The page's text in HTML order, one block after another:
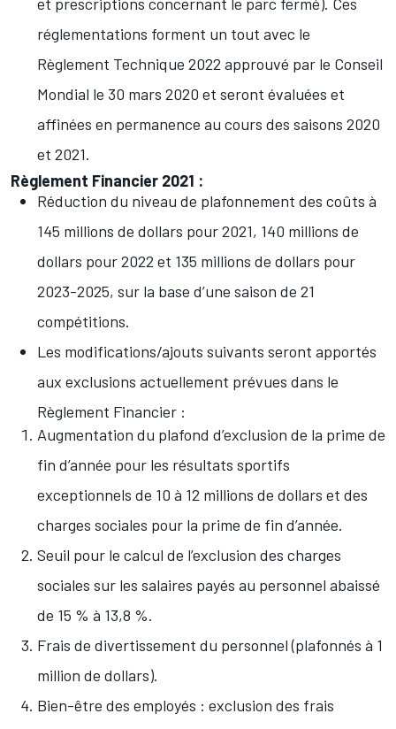
réglementations forment un tout avec le
Règlement Technique 2022 approuvé par le Conseil
Mondial le 30 mars 2020 et seront évaluées et
affinées en permanence au cours des saisons 2020
et 2021.
Règlement Financier 2021 :
Réduction du niveau de plafonnement des coûts à
145 millions de dollars pour 2021, 140 millions de
dollars pour 2022 et 135 millions de dollars pour
2023-2025, sur la base d’une saison de 21
compétitions.
Les modifications/ajouts suivants seront apportés
aux exclusions actuellement prévues dans le
Règlement Financier :
Augmentation du plafond d’exclusion de la prime de
fin d’année pour les résultats sportifs
exceptionnels de 10 à 12 millions de dollars et des
charges sociales pour la prime de fin d’année.
Seuil pour le calcul de l’exclusion des charges
sociales sur les salaires payés au personnel abaissé
de 15 % à 13,8 %.
Frais de divertissement du personnel (plafonnés à 1
million de dollars).
Bien-être des employés : exclusion des frais